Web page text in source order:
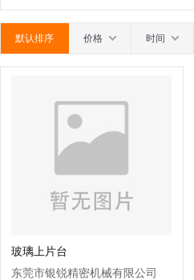
默认排序 价格 时间
玻璃上片台
东莞市银锐精密机械有限公司